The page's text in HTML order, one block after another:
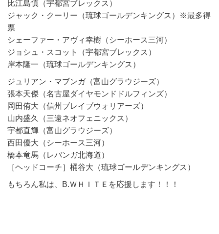
比江島慎（宇都宮ブレックス）
ジャック・クーリー（琉球ゴールデンキングス）※最多得
票
シェーファー・アヴィ幸樹（シーホース三河）
ジョシュ・スコット（宇都宮ブレックス）
岸本隆一（琉球ゴールデンキングス）
ジュリアン・マブンガ（富山グラウジーズ）
張本天傑（名古屋ダイヤモンドドルフィンズ）
岡田侑大（信州ブレイブウォリアーズ）
山内盛久（三遠ネオフェニックス）
宇都直輝（富山グラウジーズ）
西田優大（シーホース三河）
橋本竜馬（レバンガ北海道）
［ヘッドコーチ］桶谷大（琉球ゴールデンキングス）
もちろん私は、B.ＷＨＩＴＥを応援します！！！